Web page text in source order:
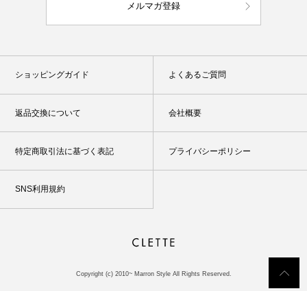
メルマガ登録
ショッピングガイド よくあるご質問
返品交換について 会社概要
特定商取引法に基づく表記 プライバシーポリシー
SNS利用規約
Copyright (c) 2010~ Marron Style All Rights Reserved.